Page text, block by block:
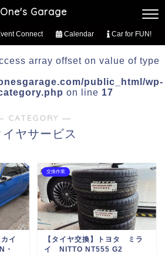
One's Garage
Connect Calendar Car for FUN!
array offset on value of type
public_html/wp-
on line 17
CATEGORY ―
イヤサービス
イ
・
交換作業
【タイヤ交換】トヨタ ミラ
イ NITTO NT555 G2